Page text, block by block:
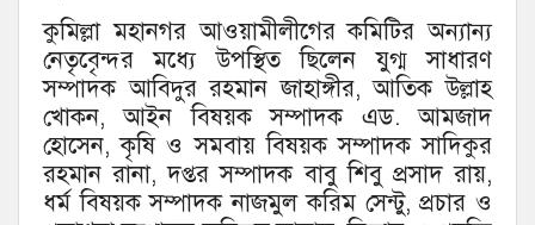
কুমিল্লা মহানগর আওয়ামীলীগের কমিটির অন্যান্য
নেতৃবৃেন্দর মধ্যে উপস্থিত ছিলেন যুগ্ম সাধারণ
সম্পাদক আবিদুর রহমান জাহাঙ্গীর, আতিক উল্লাহ
খোকন, আইন বিষয়ক সম্পাদক এড. আমজাদ
হোসেন, কৃষি ও সমবায় বিষয়ক সম্পাদক সাদিকুর
রহমান রানা, দপ্তর সম্পাদক বাবু শিবু প্রসাদ রায়,
ধর্ম বিষয়ক সম্পাদক নাজমুল করিম সেন্টু, প্রচার ও